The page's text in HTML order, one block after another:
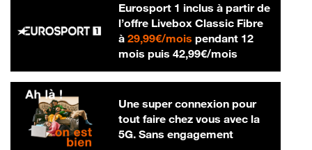
Eurosport 1 inclus à partir de
l’offre Livebox Classic Fibre
à 29,99€/mois29,99 € par mois
pendant 12
mois puis 42,99€/mois42,99 € par
Une super connexion pour
tout faire chez vous avec la
5G. Sans engagement